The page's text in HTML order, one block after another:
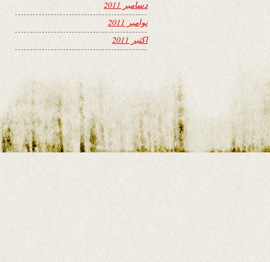
دسامبر 2011
نوامبر 2011
اکتبر 2011